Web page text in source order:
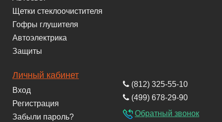
Щетки стеклоочистителя
Гофры глушителя
Автоэлектрика
Защиты
Личный кабинет
Вход
Регистрация
Забыли пароль?
(812) 325-55-10
(499) 678-29-90
Обратный звонок